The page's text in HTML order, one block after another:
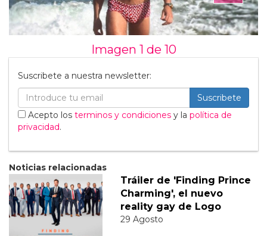
Imagen 1 de 10
Suscribete a nuestra newsletter:
Suscribete
Acepto los terminos y condiciones y la política de
privacidad.
Noticias relacionadas
Tráiler de 'Finding Prince
Charming', el nuevo
reality gay de Logo
29 Agosto